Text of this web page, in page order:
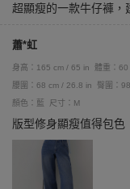
超顯瘦的一款牛仔褲，
蕭*虹
身高：165 cm / 65 in 體重：
腰圍：68 cm / 26.8 in
臀圍：
顏色：藍
尺寸：M
版型修身顯瘦值得包色